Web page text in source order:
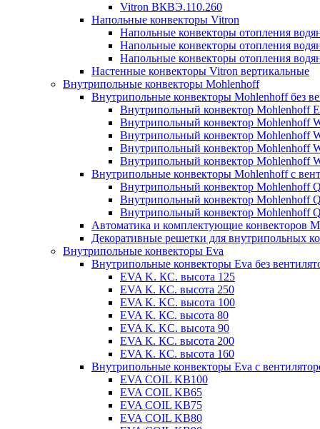
Vitron ВКВЭ.110.260
Напольные конвекторы Vitron
Напольные конвекторы отопления
Напольные конвекторы отопления
Напольные конвекторы отопления
Настенные конвекторы Vitron вертикальные
Внутрипольные конвекторы Mohlenhoff
Внутрипольные конвекторы Mohlenhoff без
Внутрипольный конвектор Mohlenhoff
Внутрипольный конвектор Mohlenhoff
Внутрипольный конвектор Mohlenhoff
Внутрипольный конвектор Mohlenhoff
Внутрипольный конвектор Mohlenhoff
Внутрипольные конвекторы Mohlenhoff с
Внутрипольный конвектор Mohlenhoff
Внутрипольный конвектор Mohlenhoff
Внутрипольный конвектор Mohlenhoff
Автоматика и комплектующие конвекторов
Декоративные решетки для внутрипольных
Внутрипольные конвекторы Eva
Внутрипольные конвекторы Eva без
EVA K. КС. высота 125
EVA К. КС. высота 250
EVA К. KС. высота 100
EVA К. КС. высота 80
EVA К. KC. высота 90
EVA К. КС. высота 200
EVA К. КС. высота 160
Внутрипольные конвекторы Eva с
EVA COIL KB100
EVA COIL KB65
EVA COIL KB75
EVA COIL KB80